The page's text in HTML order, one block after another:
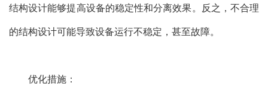
结构设计能够提高设备的稳定性和分离效果。反之，不合理
的结构设计可能导致设备运行不稳定，甚至故障。
优化措施：